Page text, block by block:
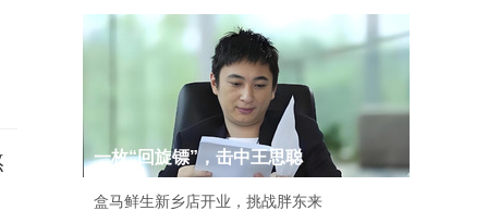
一枚“回旋镖”，击中王思聪
盒马鲜生新乡店开业，挑战胖东来